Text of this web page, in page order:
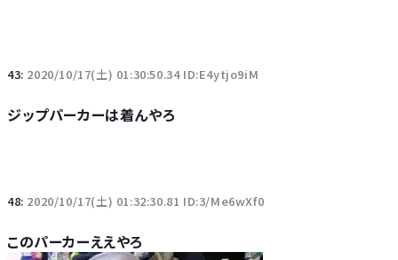
43: 2020/10/17(土) 01:30:50.34 ID:E4ytjo9iM
ジップパーカーは着んやろ
48: 2020/10/17(土) 01:32:30.81 ID:3/Me6wXf0
このパーカーええやろ